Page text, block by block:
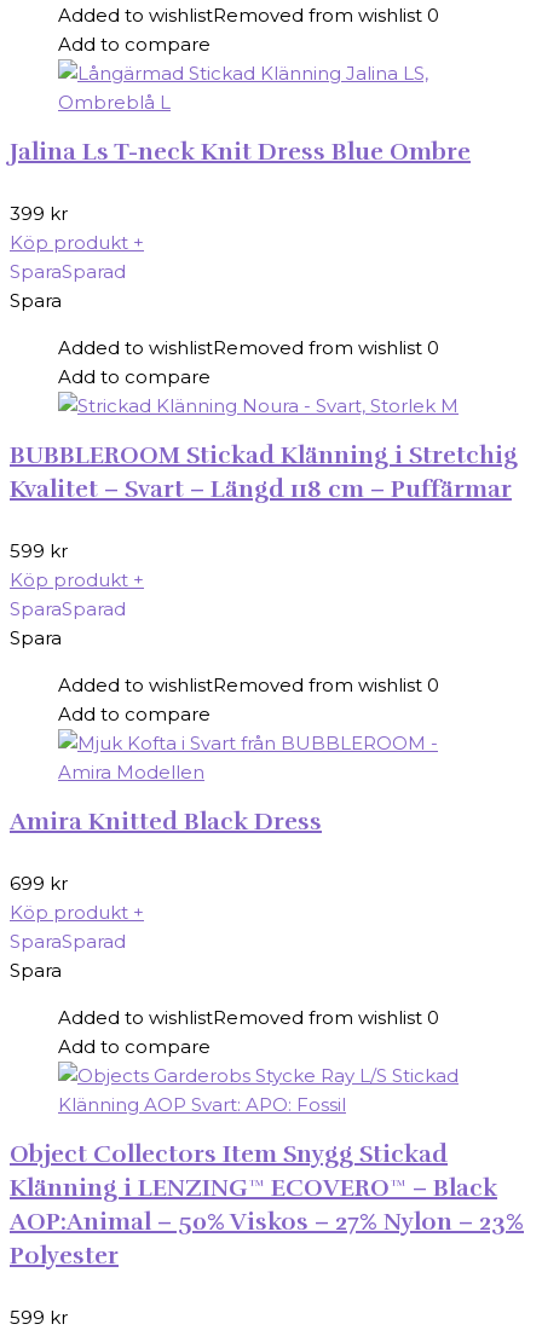
Added to wishlistRemoved from wishlist 0
Add to compare
Jalina Ls T-neck Knit Dress Blue Ombre
399 kr
Köp produkt +
SparaSparad
Spara
Added to wishlistRemoved from wishlist 0
Add to compare
BUBBLEROOM Stickad Klänning i Stretchig
Kvalitet – Svart – Längd 118 cm – Puffärmar
599 kr
Köp produkt +
SparaSparad
Spara
Added to wishlistRemoved from wishlist 0
Add to compare
Amira Knitted Black Dress
699 kr
Köp produkt +
SparaSparad
Spara
Added to wishlistRemoved from wishlist 0
Add to compare
Object Collectors Item Snygg Stickad
Klänning i LENZING™ ECOVERO™ – Black
AOP:Animal – 50% Viskos – 27% Nylon – 23%
Polyester
599 kr